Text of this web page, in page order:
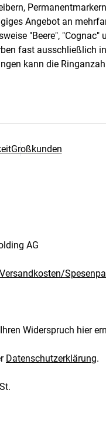
Angebot an
"Beere", "Cognac"
fast ausschließlich
kann die
Großkunden
AG
Widerspruch hier
Datenschutzerklärung.